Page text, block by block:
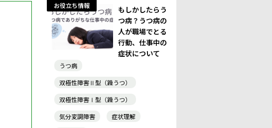
お役立ち情報
もしかしたらう
つ病？うつ病の
人が職場でとる
行動、仕事中の
症状について
うつ病
双極性障害Ⅱ型（躁うつ）
双極性障害Ⅰ型（躁うつ）
気分変調障害
症状理解